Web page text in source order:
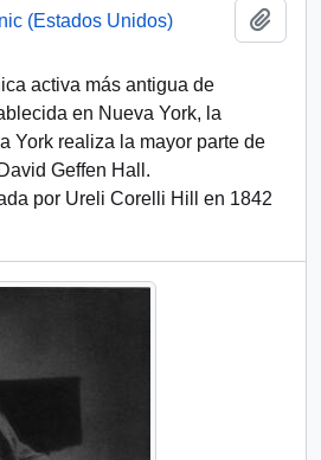
(Estados Unidos)
activa más antigua de
en Nueva York, la
York realiza la mayor parte de
Geffen Hall.
por Ureli Corelli Hill en 1842